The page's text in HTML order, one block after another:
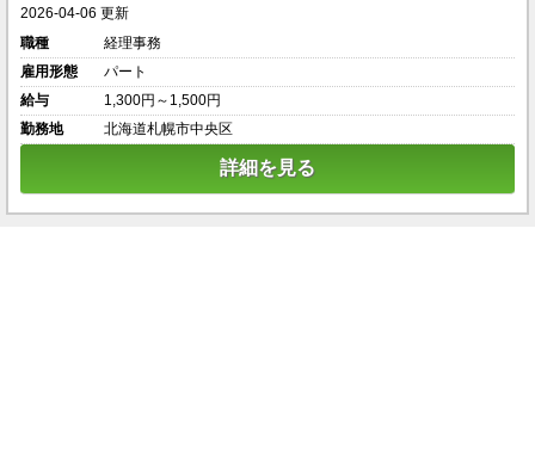
2026-04-06 更新
職種
経理事務
雇用形態
パート
給与
1,300円～1,500円
勤務地
北海道札幌市中央区
詳細を見る